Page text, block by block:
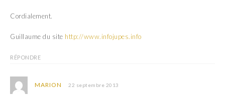
Cordialement.
Guillaume du site http://www.infojupes.info
RÉPONDRE
MARION 22 septembre 2013